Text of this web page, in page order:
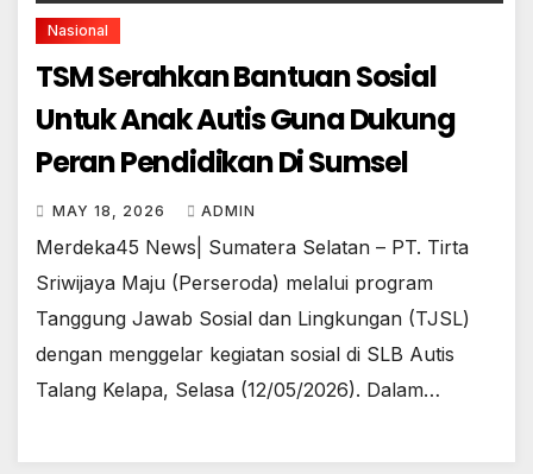
Nasional
TSM Serahkan Bantuan Sosial
Untuk Anak Autis Guna Dukung
Peran Pendidikan Di Sumsel
MAY 18, 2026 ADMIN
Merdeka45 News| Sumatera Selatan – PT. Tirta
Sriwijaya Maju (Perseroda) melalui program
Tanggung Jawab Sosial dan Lingkungan (TJSL)
dengan menggelar kegiatan sosial di SLB Autis
Talang Kelapa, Selasa (12/05/2026). Dalam…